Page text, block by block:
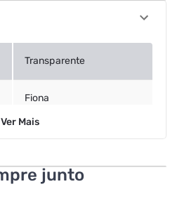
Transparente
Fiona
Ver Mais
junto